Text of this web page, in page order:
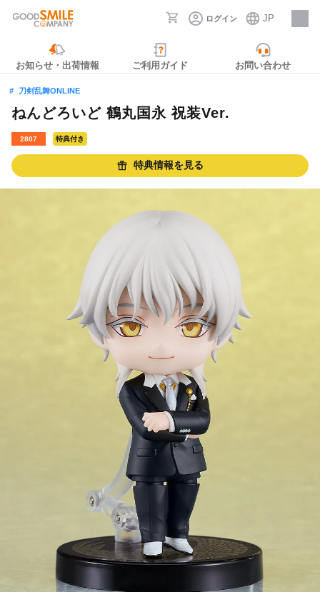
ログイン JP
採用情報
お知らせ・出荷情報 ご利用ガイド お問い合わせ
刀剣乱舞ONLINE
ねんどろいど 鶴丸国永 祝装Ver.
2807 特典付き
特典情報を見る